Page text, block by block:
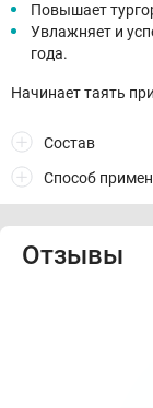
Повышает
Увлажняет и
года.
Начинает таять
Состав
Способ
Отзывы